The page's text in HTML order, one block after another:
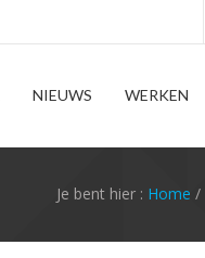
NIEUWS WERKEN
Je bent hier : Home /